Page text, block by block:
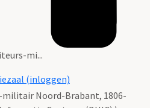
mi...
(inloggen)
militair Noord-Brabant, 1806-